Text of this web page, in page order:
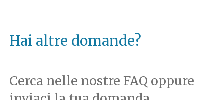
Hai altre domande?
Cerca nelle nostre FAQ oppure